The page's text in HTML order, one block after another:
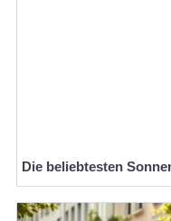
Die beliebtesten